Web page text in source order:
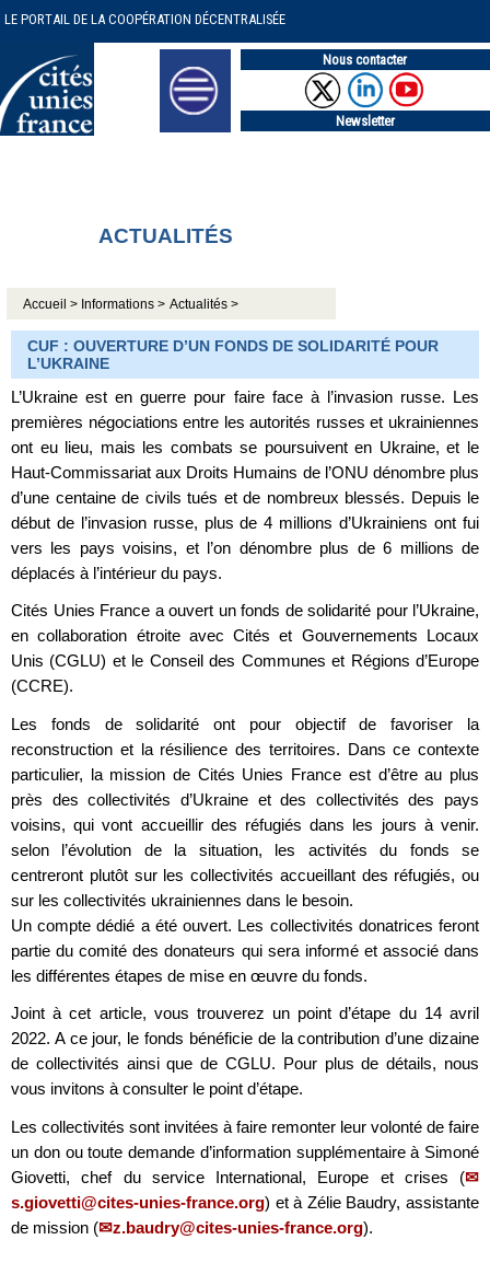
LE PORTAIL DE LA COOPÉRATION DÉCENTRALISÉE
Nous contacter
Newsletter
ACTUALITÉS
Accueil > Informations > Actualités >
CUF : OUVERTURE D’UN FONDS DE SOLIDARITÉ POUR
L’UKRAINE
L’Ukraine est en guerre pour faire face à l’invasion russe. Les
premières négociations entre les autorités russes et ukrainiennes
ont eu lieu, mais les combats se poursuivent en Ukraine, et le
Haut-Commissariat aux Droits Humains de l’ONU dénombre plus
d’une centaine de civils tués et de nombreux blessés. Depuis le
début de l’invasion russe, plus de 4 millions d’Ukrainiens ont fui
vers les pays voisins, et l’on dénombre plus de 6 millions de
déplacés à l’intérieur du pays.
Cités Unies France a ouvert un fonds de solidarité pour l’Ukraine,
en collaboration étroite avec Cités et Gouvernements Locaux
Unis (CGLU) et le Conseil des Communes et Régions d’Europe
(CCRE).
Les fonds de solidarité ont pour objectif de favoriser la
reconstruction et la résilience des territoires. Dans ce contexte
particulier, la mission de Cités Unies France est d’être au plus
près des collectivités d’Ukraine et des collectivités des pays
voisins, qui vont accueillir des réfugiés dans les jours à venir.
selon l’évolution de la situation, les activités du fonds se
centreront plutôt sur les collectivités accueillant des réfugiés, ou
sur les collectivités ukrainiennes dans le besoin.
Un compte dédié a été ouvert. Les collectivités donatrices feront
partie du comité des donateurs qui sera informé et associé dans
les différentes étapes de mise en œuvre du fonds.
Joint à cet article, vous trouverez un point d’étape du 14 avril
2022. A ce jour, le fonds bénéficie de la contribution d’une dizaine
de collectivités ainsi que de CGLU. Pour plus de détails, nous
vous invitons à consulter le point d’étape.
Les collectivités sont invitées à faire remonter leur volonté de faire
un don ou toute demande d’information supplémentaire à Simoné
Giovetti, chef du service International, Europe et crises (
s.giovetti@cites-unies-france.org) et à Zélie Baudry, assistante
de mission (
z.baudry@cites-unies-france.org).